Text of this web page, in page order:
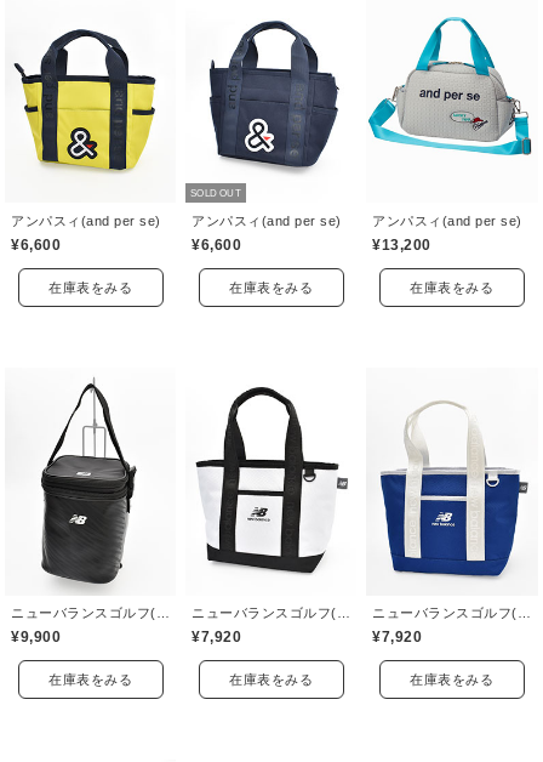
アンパスィ(and per se)
¥6,600
在庫表をみる
SOLD OUT
アンパスィ(and per se)
¥6,600
在庫表をみる
アンパスィ(and per se)
¥13,200
在庫表をみる
¥9,900
在庫表をみる
¥7,920
在庫表をみる
¥7,920
在庫表をみる